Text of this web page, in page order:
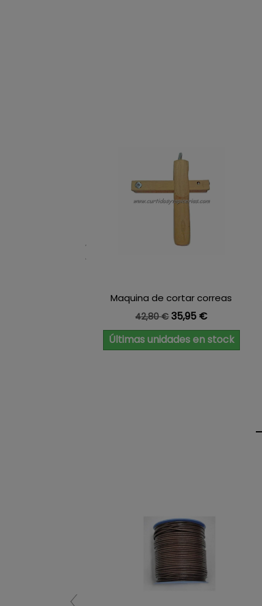
Maquina de cortar correas
Precio base
42,80 €Precio
35,95 €
Últimas unidades en stock